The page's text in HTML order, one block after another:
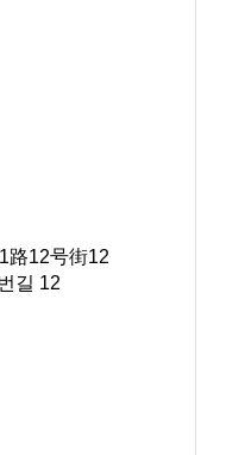
路12号街12
길 12